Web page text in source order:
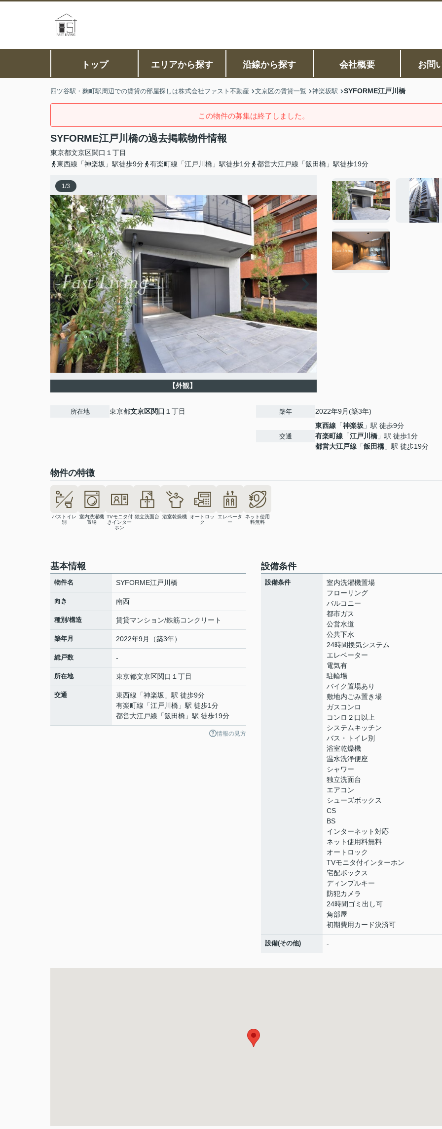
トップ エリアから探す 沿線から探す 会社概要 お問
四ツ谷駅・麴町駅周辺での賃貸の部屋探しは株式会社ファスト不動産 文京区の賃貸一覧 神楽坂駅 SYFORME江戸川橋
この物件の募集は終了しました。
SYFORME江戸川橋の過去掲載物件情報
東京都文京区関口 １丁目
東西線「神楽坂」駅徒歩9分
有楽町線「江戸川橋」駅徒歩1分 都営大江戸線「飯田橋」駅徒歩19分
1/3
【外観】
所在地 東京都文京区関口 １丁目 築年 2022年9月(築3年)
交通
東西線 「神楽坂 」駅 徒歩9分
有楽町線 「江戸川橋 」駅 徒歩1分
都営大江戸線 「飯田橋 」駅 徒歩19分
物件の特徴
バストイレ
別
室内洗濯機
置場
TVモニタ付
きインター
ホン
独立洗面台 浴室乾燥機
オートロッ
ク
エレベータ
ー
ネット使用
料無料
基本情報
物件名 SYFORME江戸川橋
向き 南西
種別/構造 賃貸マンション/鉄筋コンクリート
築年月 2022年9月（築3年）
総戸数 -
所在地 東京都文京区関口 １丁目
交通 東西線 「神楽坂 」駅 徒歩9分
有楽町線 「江戸川橋 」駅 徒歩1分
都営大江戸線 「飯田橋 」駅 徒歩19分
情報の見方
設備条件
設備条件
室内洗濯機置場
フローリング
バルコニー
都市ガス
公営水道
公共下水
24時間換気システム
エレベーター
電気有
駐輪場
バイク置場あり
敷地内ごみ置き場
ガスコンロ
コンロ２口以上
システムキッチン
バス・トイレ別
浴室乾燥機
温水洗浄便座
シャワー
独立洗面台
エアコン
シューズボックス
CS
BS
インターネット対応
ネット使用料無料
オートロック
TVモニタ付インターホン
宅配ボックス
ディンプルキー
防犯カメラ
24時間ゴミ出し可
角部屋
初期費用カード決済可
設備(その他) -